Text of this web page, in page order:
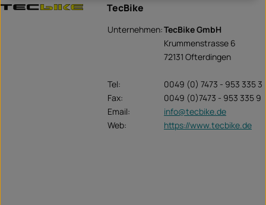
TecBike
Unternehmen:TecBike GmbH
Krummenstrasse 6
72131 Ofterdingen
Tel:
0049 (0) 7473 - 953 335 3
Fax:
0049 (0)7473 - 953 335 9
Email:
info@tecbike.de
Web:
https://www.tecbike.de